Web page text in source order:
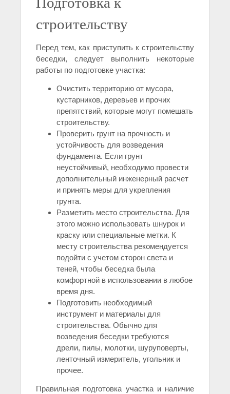
строительству
Перед тем, как приступить к строительству
беседки, следует выполнить некоторые
работы по подготовке участка:
Очистить территорию от мусора,
кустарников, деревьев и прочих
препятствий, которые могут помешать
строительству.
Проверить грунт на прочность и
устойчивость для возведения
фундамента. Если грунт
неустойчивый, необходимо провести
дополнительный инженерный расчет
и принять меры для укрепления
грунта.
Разметить место строительства. Для
этого можно использовать шнурок и
краску или специальные метки. К
месту строительства рекомендуется
подойти с учетом сторон света и
теней, чтобы беседка была
комфортной в использовании в любое
время дня.
Подготовить необходимый
инструмент и материалы для
строительства. Обычно для
возведения беседки требуются
дрели, пилы, молотки, шуруповерты,
ленточный измеритель, угольник и
прочее.
Правильная подготовка участка и наличие